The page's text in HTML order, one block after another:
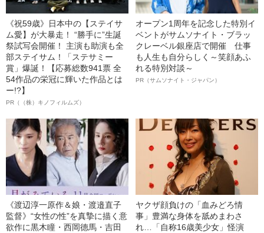
《祝59歳》日本中の【ステイサ
ム愛】が大暴走！ “勝手に”生誕
祭試写会開催！ 主演も助演も全
部ステイサム！「ステサミー
賞」爆誕！【応募総数941票 全
54作品の栄冠に輝いた作品とは
ー!?】
PR（（株）キノフィルムズ）
オープン1周年を記念した特別イ
ベントがサムソナイト・ブラッ
クレーベル銀座店で開催 仕事
も人生も自分らしく～笑顔あふ
れる特別対談～
PR（サムソナイト・ジャパン）
《渡辺淳一原作＆娘・渡邉直子
監督》“女性の性”を真摯に描く意
欲作に黒木瞳・西岡德馬・吉田
ヤクザ顔負けの「血みどろ情
事」豊満な身体を舐めまわさ
れ…「自称16歳美少女」怪演